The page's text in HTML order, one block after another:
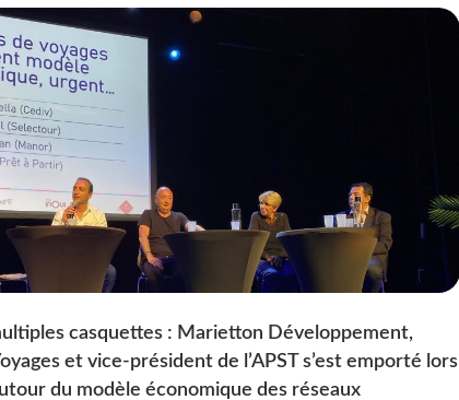
casquettes : Marietton Développement,
et vice-président de l’APST s’est emporté lors
du modèle économique des réseaux